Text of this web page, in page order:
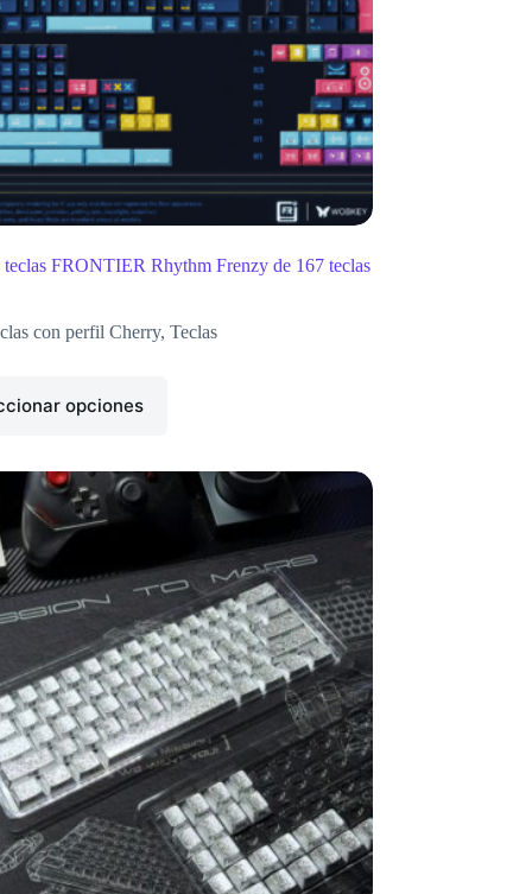
teclas FRONTIER Rhythm Frenzy de 167 teclas
con perfil Cherry, Teclas
opciones